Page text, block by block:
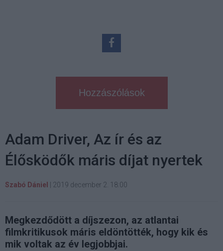
Hozzászólások
Adam Driver, Az ír és az
Élősködők máris díjat nyertek
Szabó Dániel 2019 december 2. 18:00
Megkezdődött a díjszezon, az atlantai
filmkritikusok máris eldöntötték, hogy kik és
mik voltak az év legjobbjai.